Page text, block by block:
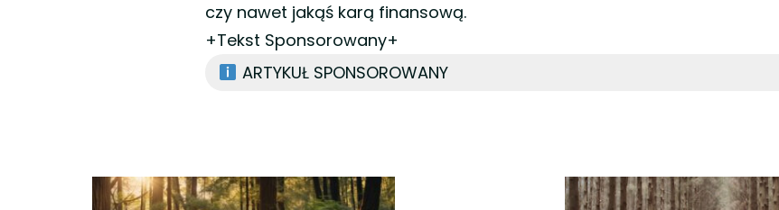
czy nawet jakąś karą finansową.
+Tekst Sponsorowany+
ARTYKUŁ SPONSOROWANY
Nawigacja